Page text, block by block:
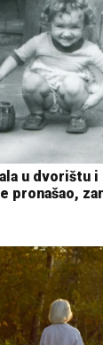
u dvorištu
pronašao,